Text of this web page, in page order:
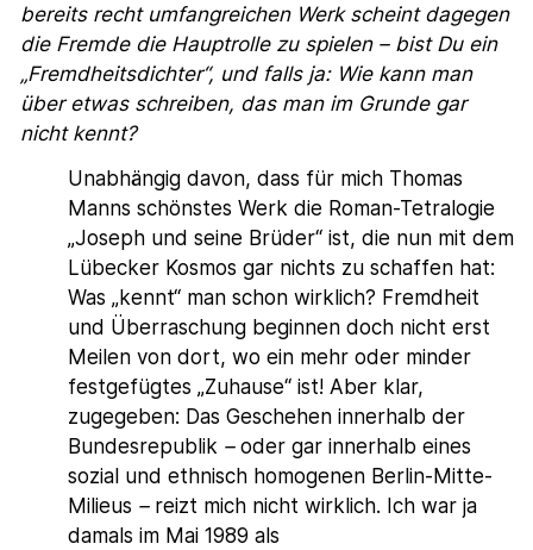
bereits recht umfangreichen Werk scheint dagegen
die Fremde die Hauptrolle zu spielen – bist Du ein
„Fremdheitsdichter“, und falls ja: Wie kann man
über etwas schreiben, das man im Grunde gar
nicht kennt?
Unabhängig davon, dass für mich Thomas
Manns schönstes Werk die Roman-Tetralogie
„Joseph und seine Brüder“ ist, die nun mit dem
Lübecker Kosmos gar nichts zu schaffen hat:
Was „kennt“ man schon wirklich? Fremdheit
und Überraschung beginnen doch nicht erst
Meilen von dort, wo ein mehr oder minder
festgefügtes „Zuhause“ ist! Aber klar,
zugegeben: Das Geschehen innerhalb der
Bundesrepublik –oder gar innerhalb eines
sozial und ethnisch homogenen Berlin-Mitte-
Milieus –reizt mich nicht wirklich. Ich war ja
damals im Mai 1989 als